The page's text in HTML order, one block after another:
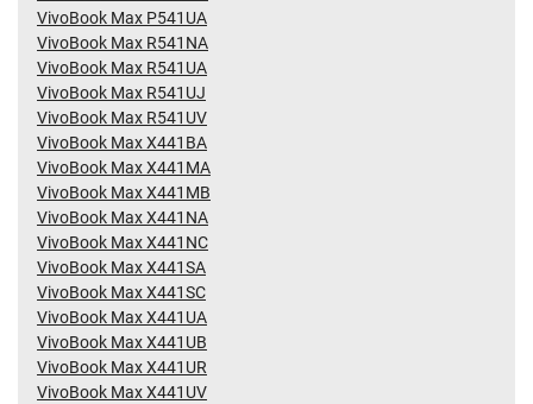
VivoBook Max P541UA
VivoBook Max R541NA
VivoBook Max R541UA
VivoBook Max R541UJ
VivoBook Max R541UV
VivoBook Max X441BA
VivoBook Max X441MA
VivoBook Max X441MB
VivoBook Max X441NA
VivoBook Max X441NC
VivoBook Max X441SA
VivoBook Max X441SC
VivoBook Max X441UA
VivoBook Max X441UB
VivoBook Max X441UR
VivoBook Max X441UV